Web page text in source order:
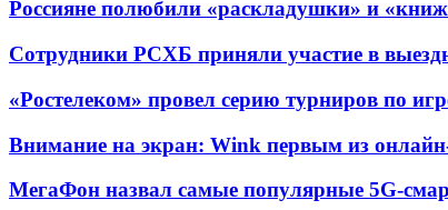
Россияне полюбили «раскладушки» и
Сотрудники РСХБ приняли участие в
«Ростелеком» провел серию турниров по
Внимание на экран: Wink первым из
МегаФон назвал самые популярные 5G-